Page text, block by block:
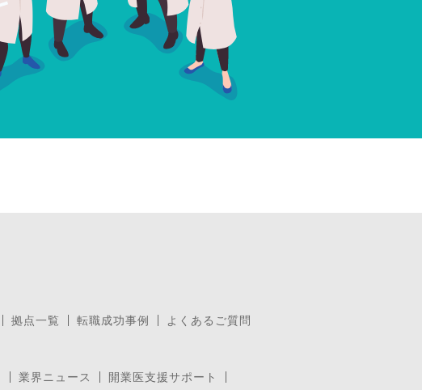
拠点一覧 転職成功事例 よくあるご質問
業界ニュース
開業医支援サポート